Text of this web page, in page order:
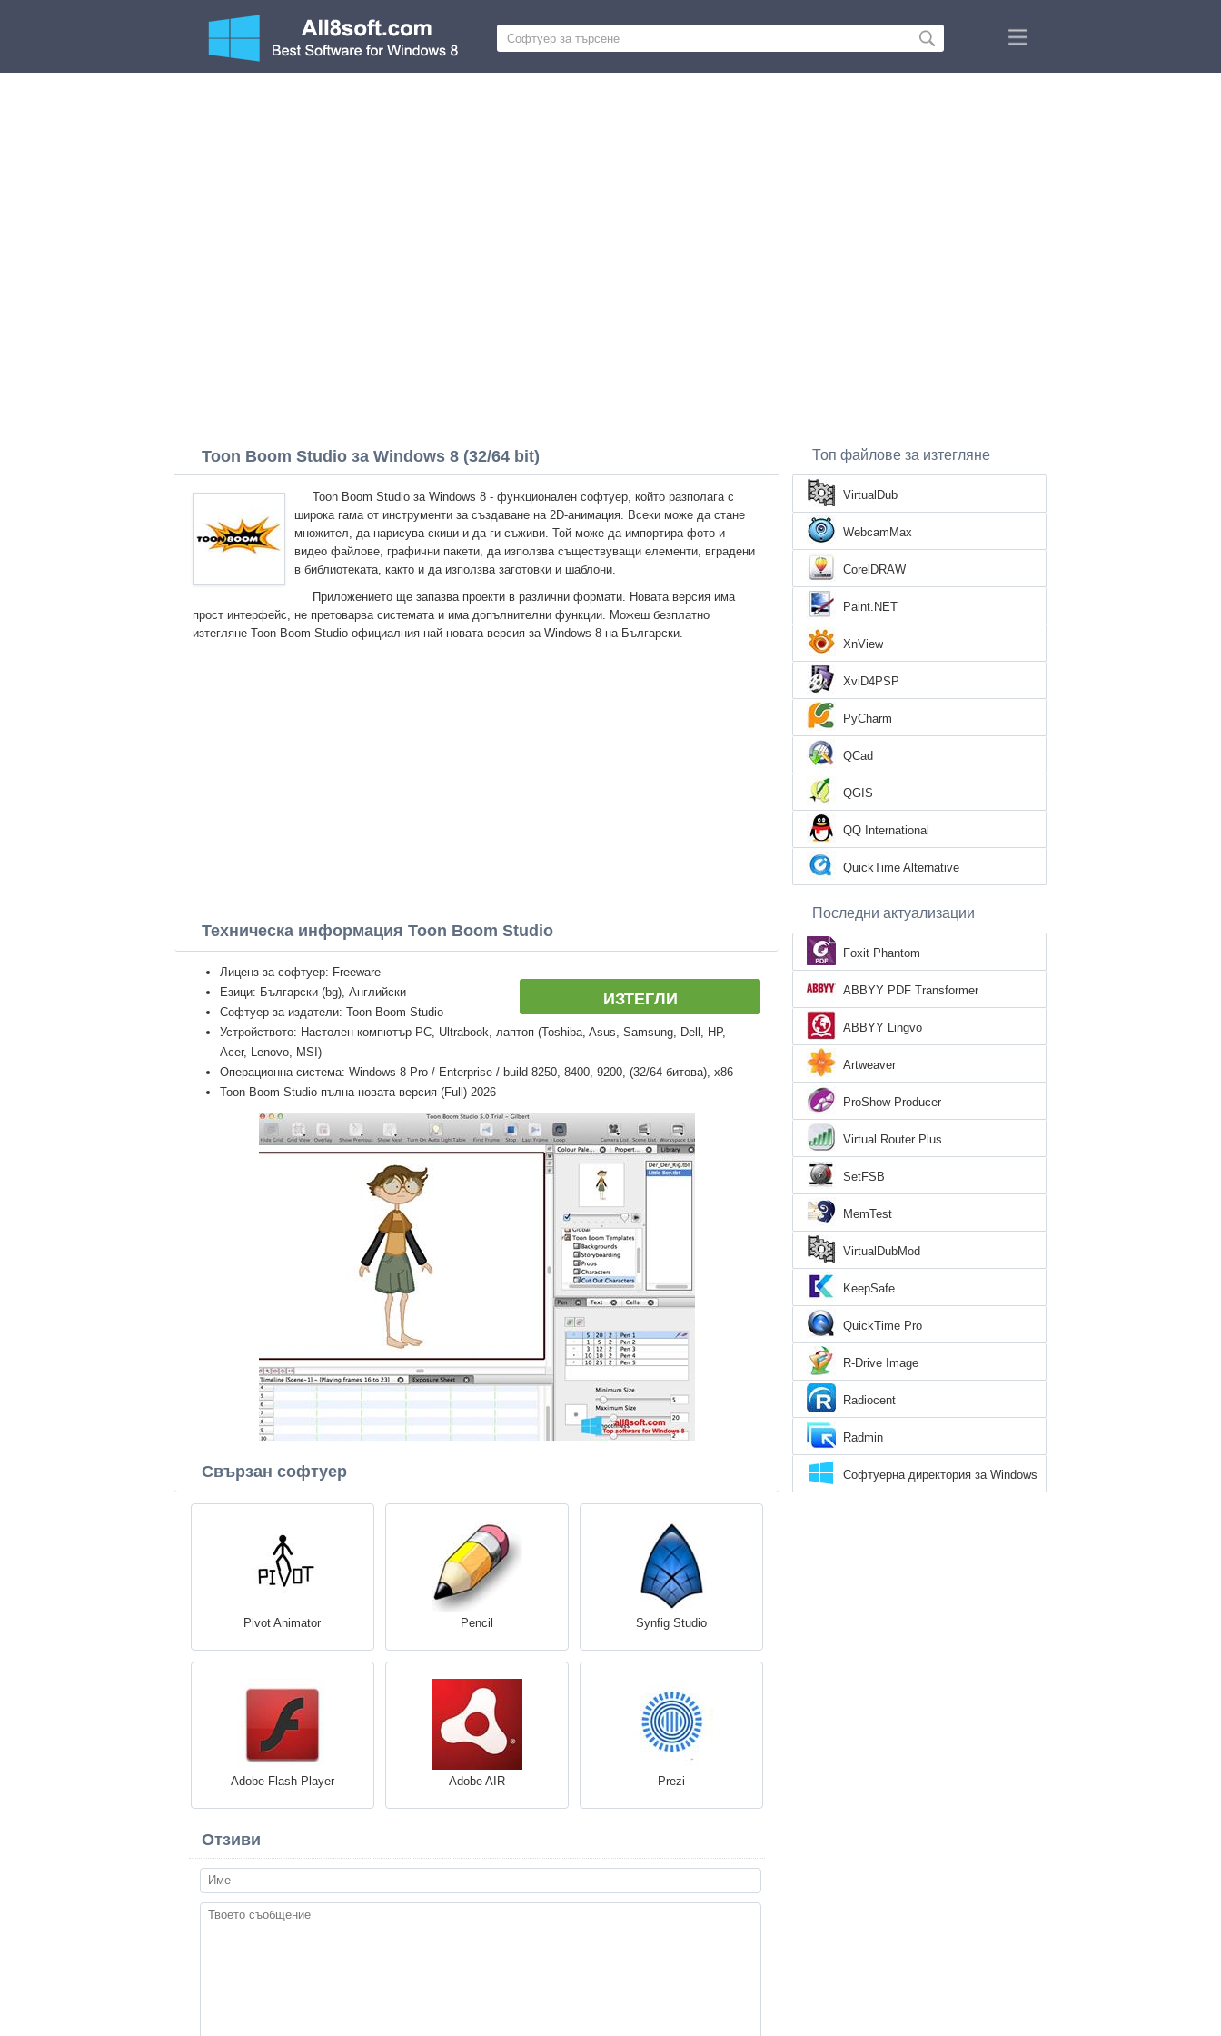
Toon Boom Studio за Windows 8 (32/64 bit)
Toon Boom Studio за Windows 8 - функционален софтуер, който разполага с
широка гама от инструменти за създаване на 2D-анимация. Всеки може да стане
множител, да нарисува скици и да ги съживи. Той може да импортира фото и
видео файлове, графични пакети, да използва съществуващи елементи, вградени
в библиотеката, както и да използва заготовки и шаблони.
Приложението ще запазва проекти в различни формати. Новата версия има
прост интерфейс, не претоварва системата и има допълнителни функции. Можеш безплатно
изтегляне Toon Boom Studio официалния най-новата версия за Windows 8 на Български.
Техническа информация Toon Boom Studio
ИЗТЕГЛИ
Лиценз за софтуер: Freeware
Езици: Български (bg), Английски
Софтуер за издатели: Toon Boom Studio
Устройството: Настолен компютър PC, Ultrabook, лаптоп (Toshiba, Asus, Samsung, Dell, HP,
Acer, Lenovo, MSI)
Операционна система: Windows 8 Pro / Enterprise / build 8250, 8400, 9200, (32/64 битова), x86
Toon Boom Studio пълна новата версия (Full) 2026
Свързан софтуер
Pivot Animator Pencil Synfig Studio
Adobe Flash Player Adobe AIR Prezi
Отзиви
Топ файлове за изтегляне
VirtualDub
WebcamMax
CorelDRAW
Paint.NET
XnView
XviD4PSP
PyCharm
QCad
QGIS
QQ International
QuickTime Alternative
Последни актуализации
Foxit Phantom
ABBYY PDF Transformer
ABBYY Lingvo
Artweaver
ProShow Producer
Virtual Router Plus
SetFSB
MemTest
VirtualDubMod
KeepSafe
QuickTime Pro
R-Drive Image
Radiocent
Radmin
Софтуерна директория за Windows
8